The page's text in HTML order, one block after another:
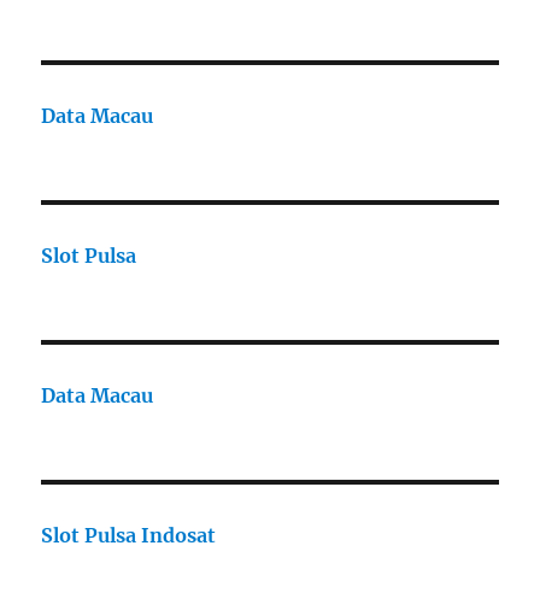
Data Macau
Slot Pulsa
Data Macau
Slot Pulsa Indosat